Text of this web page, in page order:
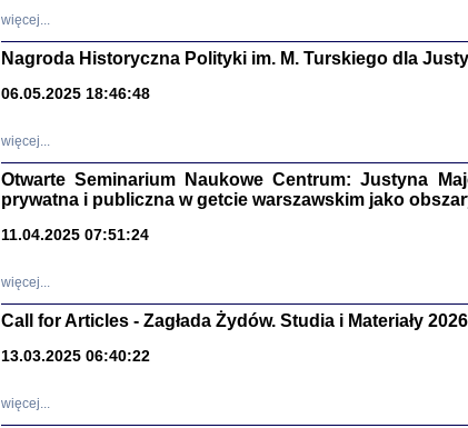
red. i
więcej...
Nagroda Historyczna Polityki im. M. Turskiego dla
06.05.2025 18:46:48
więcej...
Otwarte Seminarium Naukowe Centrum: Justyna
prywatna i publiczna w getcie warszawskim jako
11.04.2025 07:51:24
więcej...
Call for Articles - Zagłada Żydów. Studia i Materiały 2026
13.03.2025 06:40:22
więcej...